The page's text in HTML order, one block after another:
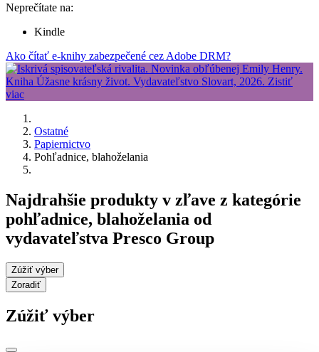
Neprečítate na:
Kindle
Ako čítať e-knihy zabezpečené cez Adobe DRM?
Ostatné
Papiernictvo
Pohľadnice, blahoželania
Najdrahšie produkty v zľave z kategórie
pohľadnice, blahoželania od
vydavateľstva Presco Group
Zúžiť výber
Zoradiť
Zúžiť výber